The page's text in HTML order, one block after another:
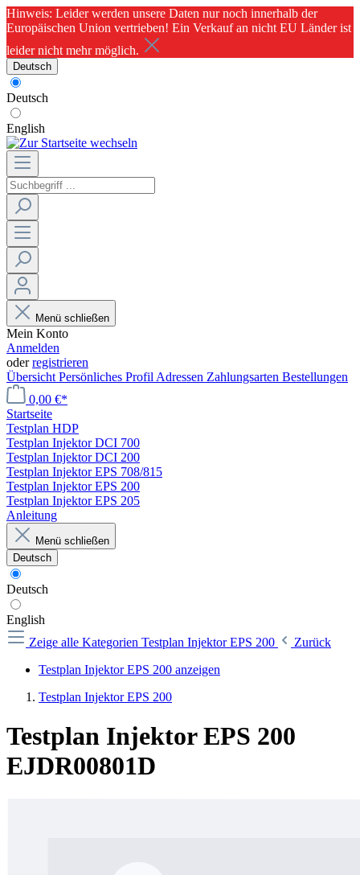
Hinweis: Leider werden unsere Daten nur noch innerhalb der
Europäischen Union vertrieben! Ein Verkauf an nicht EU Länder ist
leider nicht mehr möglich.
Deutsch
Deutsch
English
Menü schließen
Mein Konto
Anmelden
oderregistrieren
Übersicht Persönliches Profil Adressen Zahlungsarten Bestellungen
0,00 €*
Startseite
Testplan HDP
Testplan Injektor DCI 700
Testplan Injektor DCI 200
Testplan Injektor EPS 708/815
Testplan Injektor EPS 200
Testplan Injektor EPS 205
Anleitung
Menü schließen
Deutsch
Deutsch
English
Zeige alle Kategorien Testplan Injektor EPS 200
Zurück
Testplan Injektor EPS 200 anzeigen
Testplan Injektor EPS 200
Testplan Injektor EPS 200
EJDR00801D